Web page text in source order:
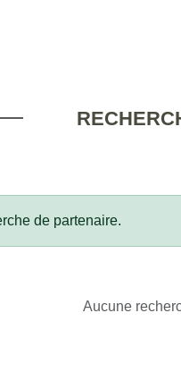
de partenaire.
Aucune